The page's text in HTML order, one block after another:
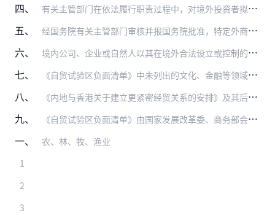
四、 有关主管部门在依法履行职责过程中，对境外投资者拟投资《自贸试验区负面清单》内领域，但不符合《自贸试验区负面清单》规定的，不予办理许可、企业登记注册等相关事项；涉…
五、 经国务院有关主管部门审核并报国务院批准，特定外商投资可以不适用《自贸试验区负面清单》中相关领域的规定。
六、 境内公司、企业或自然人以其在境外合法设立或控制的公司并购与其有关联关系的境内公司，按照外商投资、境外投资、外汇管理等有关规定办理。
七、 《自贸试验区负面清单》中未列出的文化、金融等领域与行政审批、资质条件、国家安全等相关措施，按照现行规定执行。
八、 《内地与香港关于建立更紧密经贸关系的安排》及其后续协议、《内地与澳门关于建立更紧密经贸关系的安排》及其后续协议、《海峡两岸经济合作框架协议》及其后续协议、我国缔…
九、 《自贸试验区负面清单》由国家发展改革委、商务部会同有关部门负责解释。
一、
农、林、牧、渔业
1
2
3